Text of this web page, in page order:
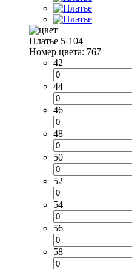
Платье 5-104
Номер цвета: 767
42
44
46
48
50
52
54
56
58